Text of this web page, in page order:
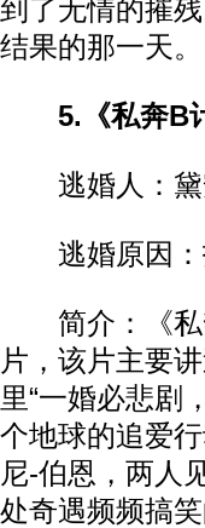
到了无情的摧
结果的那一天。
5.《私奔B
逃婚人：黛
逃婚原因：
简介：《私
片，该片主要
里“一婚必悲剧
个地球的追爱
尼-伯恩，两人
处奇遇频频搞笑